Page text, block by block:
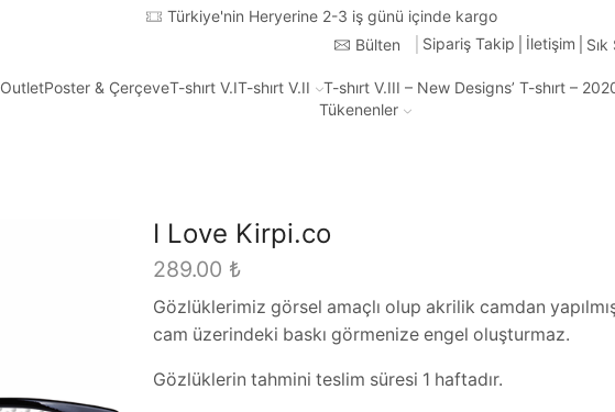
Türkiye'nin Heryerine 2-3 iş günü içinde kargo
Bülten Sipariş Takip İletişim
OutletPoster & ÇerçeveT-shırt V.IT-shırt V.II
T-shırt V.III – New Designs’ T-shırt –
Tükenenler
I Love Kirpi.co
289.00 ₺
Gözlüklerimiz görsel amaçlı olup akrilik camdan
cam üzerindeki baskı görmenize engel oluşturmaz.
Gözlüklerin tahmini teslim süresi 1 haftadır.